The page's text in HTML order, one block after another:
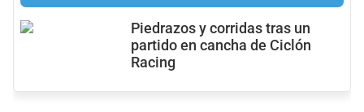
Piedrazos y corridas tras un
partido en cancha de Ciclón
Racing